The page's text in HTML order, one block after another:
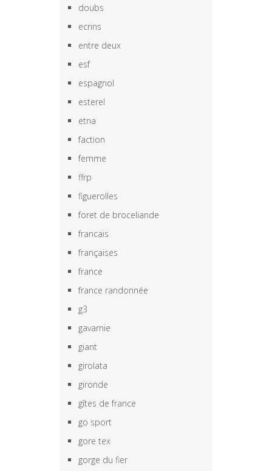
doubs
ecrins
entre deux
esf
espagnol
esterel
etna
faction
femme
ffrp
figuerolles
foret de broceliande
francais
françaises
france
france randonnée
g3
gavarnie
giant
girolata
gironde
gîtes de france
go sport
gore tex
gorge du fier